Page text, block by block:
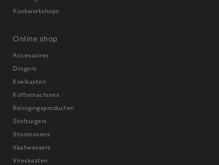
Kookworkshops
Online shop
Accessoires
Drogers
Koelkasten
Koffiemachines
Reinigingsproducten
Stofzuigers
Stoomovens
Vaatwassers
Vrieskasten